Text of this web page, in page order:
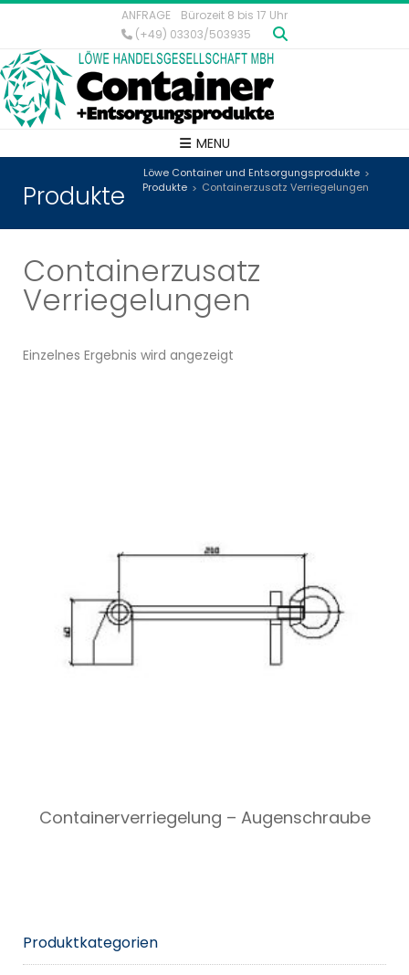
ANFRAGE
Bürozeit 8 bis 17 Uhr
(+49) 03303/503935
MENU
Produkte
Löwe Container und Entsorgungsprodukte >
Produkte > Containerzusatz Verriegelungen
Containerzusatz
Verriegelungen
Einzelnes Ergebnis wird angezeigt
Containerverriegelung – Augenschraube
Produktkategorien